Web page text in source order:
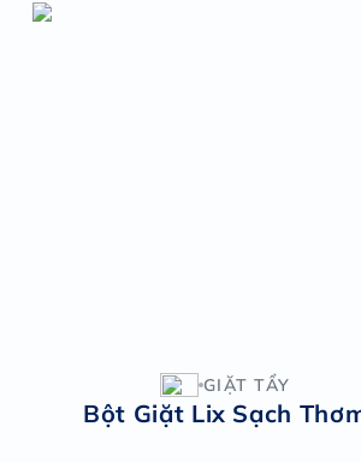
GIẶT TẨY
Bột Giặt Lix Sạch